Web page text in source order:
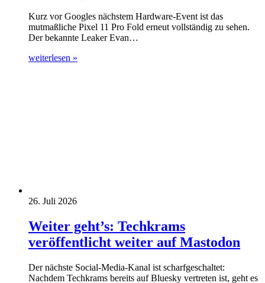
Kurz vor Googles nächstem Hardware-Event ist das
mutmaßliche Pixel 11 Pro Fold erneut vollständig zu sehen.
Der bekannte Leaker Evan…
weiterlesen »
26. Juli 2026
Weiter geht’s: Techkrams
veröffentlicht weiter auf Mastodon
Der nächste Social-Media-Kanal ist scharfgeschaltet:
Nachdem Techkrams bereits auf Bluesky vertreten ist, geht es